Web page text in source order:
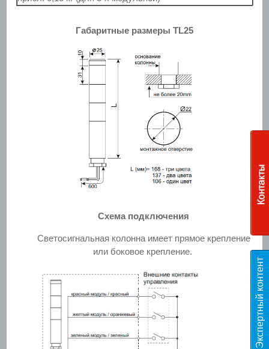
Э
к
с
п
е
р
т
н
ы
й
к
о
н
т
е
н
т
T
E
S
Габаритные размеры TL25
Схема подключения
Светосигнальная колонна имеет прямое крепление
или боковое крепление.